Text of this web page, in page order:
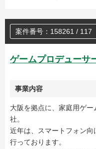
案件番号：158261 / 117
ゲームプロデューサ
事業内容
大阪を拠点に、家庭用ゲ
社。
近年は、スマートフォン
行っております。